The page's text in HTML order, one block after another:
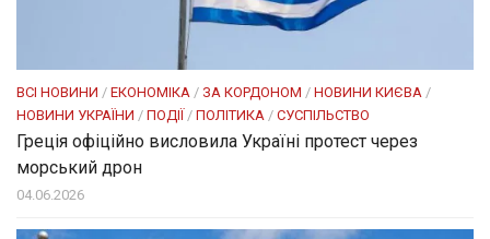
ВСІ НОВИНИ / ЕКОНОМІКА / ЗА КОРДОНОМ / НОВИНИ КИЄВА /
НОВИНИ УКРАЇНИ / ПОДІЇ / ПОЛІТИКА / СУСПІЛЬСТВО
Греція офіційно висловила Україні протест через
морський дрон
04.06.2026